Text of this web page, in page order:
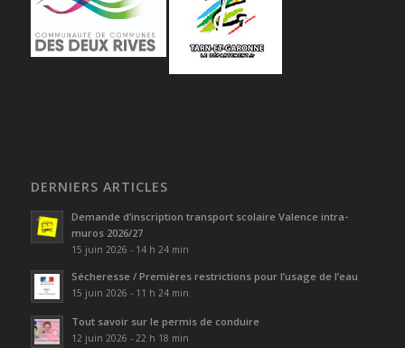
DERNIERS ARTICLES
Demande d’inscription transport scolaire Valence intra-
muros 2026/27
15 juin 2026 - 14 h 24 min
Sécheresse / Premières restrictions pour l’usage de l’eau
15 juin 2026 - 11 h 24 min
Tout savoir sur le permis de conduire
12 juin 2026 - 22 h 18 min